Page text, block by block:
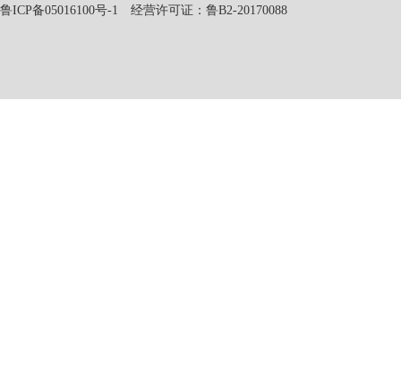
鲁ICP备05016100号-1 经营许可证：鲁B2-20170088